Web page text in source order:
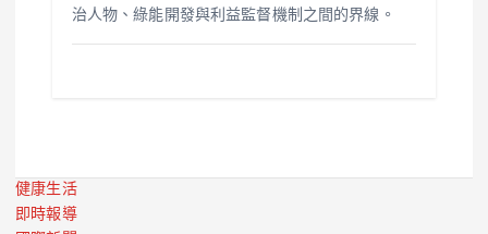
治人物、綠能開發與利益監督機制之間的界線。
健康生活
即時報導